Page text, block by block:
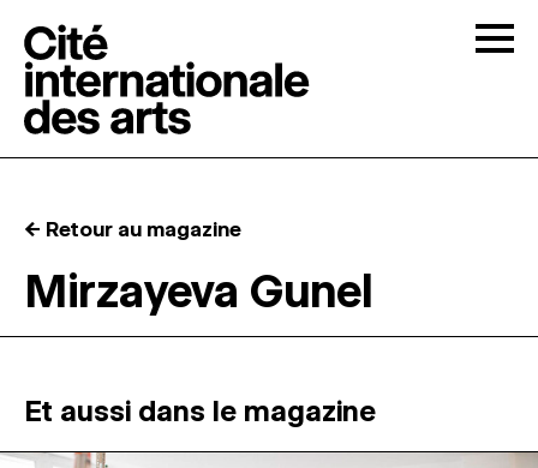
RÉSIDENCES ↓
ATELIERS OUVERTS
← Retour au magazine
Mirzayeva Gunel
Et aussi dans le magazine